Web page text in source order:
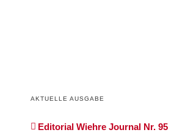
AKTUELLE AUSGABE
Editorial Wiehre Journal Nr. 95